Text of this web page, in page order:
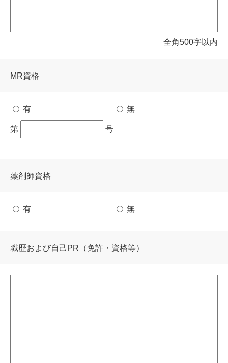
全角500字以内
MR資格
有 無
第 号
薬剤師資格
有 無
職歴および自己PR （免許・資格等）